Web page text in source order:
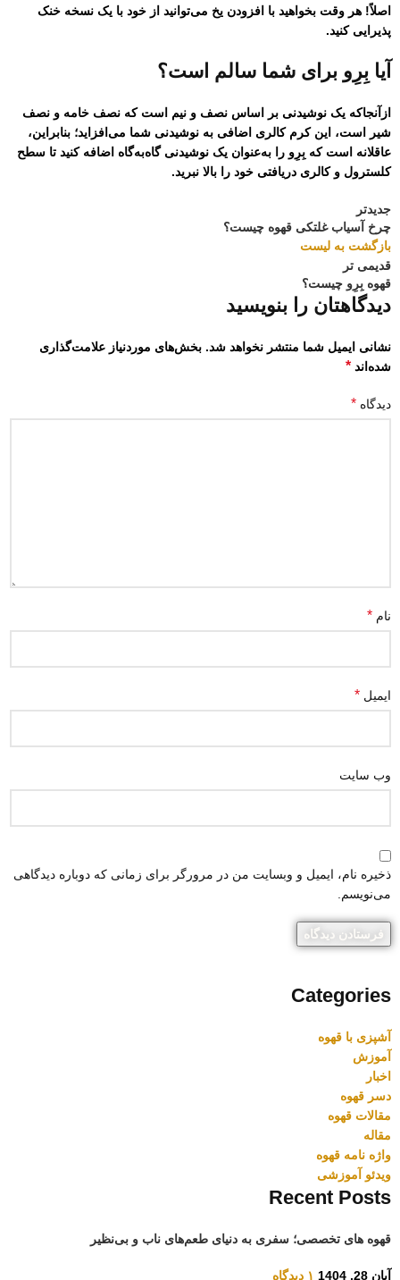
اصلاً! هر وقت بخواهید با افزودن یخ می‌توانید از خود با یک نسخه خنک
پذیرایی کنید.
آیا بِرِو برای شما سالم است؟
ازآنجاکه یک نوشیدنی بر اساس نصف و نیم است که نصف خامه و نصف
شیر است، این کرم کالری اضافی به نوشیدنی شما می‌افزاید؛ بنابراین،
عاقلانه است که بِرِو را به‌عنوان یک نوشیدنی گاه‌به‌گاه اضافه کنید تا سطح
کلسترول و کالری دریافتی خود را بالا نبرید.
جدیدتر
چرخ آسیاب غلتکی قهوه چیست؟
بازگشت به لیست
قدیمی تر
قهوه بِرِو چیست؟
دیدگاهتان را بنویسید
نشانی ایمیل شما منتشر نخواهد شد. بخش‌های موردنیاز علامت‌گذاری
شده‌اند*
دیدگاه*
نام*
ایمیل*
وب‌ سایت
ذخیره نام، ایمیل و وبسایت من در مرورگر برای زمانی که دوباره دیدگاهی
می‌نویسم.
Categories
آشپزی با قهوه
آموزش
اخبار
دسر قهوه
مقالات قهوه
مقاله
واژه نامه قهوه
ویدئو آموزشی
Recent Posts
قهوه های تخصصی؛ سفری به دنیای طعم‌های ناب و بی‌نظیر
آبان 28, 1404 ۱ دیدگاه